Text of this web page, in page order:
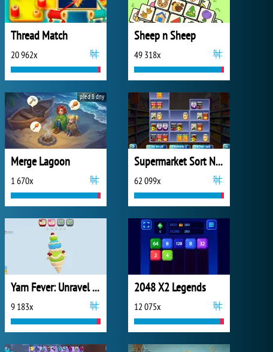
Thread Match
20 962x
Sheep n Sheep
49 318x
Merge Lagoon
1 670x
před 8 dny
Supermarket Sort N Match
62 099x
Yarn Fever: Unravel Puzzle
9 183x
2048 X2 Legends
12 075x